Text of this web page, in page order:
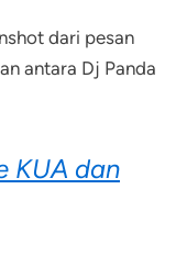
dari pesan
antara Dj Panda
KUA dan